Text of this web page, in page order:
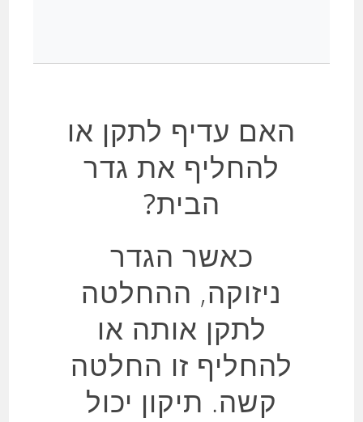
האם עדיף לתקן או
להחליף את גדר
הבית?
כאשר הגדר
ניזוקה, ההחלטה
לתקן אותה או
להחליף זו החלטה
קשה. תיקון יכול